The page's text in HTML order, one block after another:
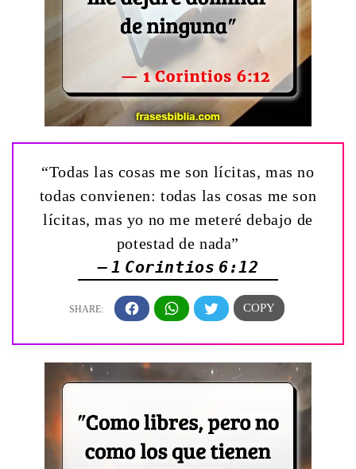
“Todas las cosas me son lícitas, mas no
todas convienen: todas las cosas me son
lícitas, mas yo no me meteré debajo de
potestad de nada”
— 1 Corintios 6:12